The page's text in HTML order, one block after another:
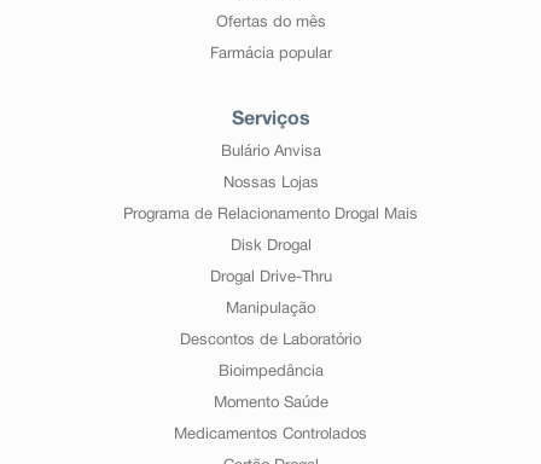
Ofertas do mês
Farmácia popular
Serviços
Bulário Anvisa
Nossas Lojas
Programa de Relacionamento Drogal Mais
Disk Drogal
Drogal Drive-Thru
Manipulação
Descontos de Laboratório
Bioimpedância
Momento Saúde
Medicamentos Controlados